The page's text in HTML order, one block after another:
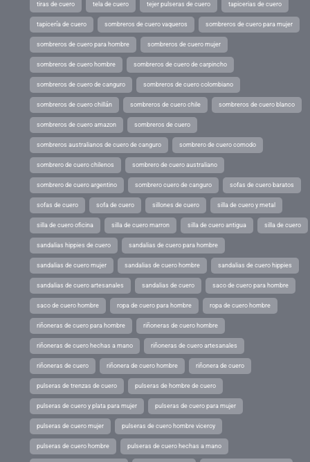
tiras de cuero tela de cuero tejer pulseras de cuero tapicerias de cuero
tapicería de cuero sombreros de cuero vaqueros sombreros de cuero para mujer
sombreros de cuero para hombre sombreros de cuero mujer
sombreros de cuero hombre sombreros de cuero de carpincho
sombreros de cuero de canguro sombreros de cuero colombiano
sombreros de cuero chillán sombreros de cuero chile sombreros de cuero blanco
sombreros de cuero amazon sombreros de cuero
sombreros australianos de cuero de canguro sombrero de cuero comodo
sombrero de cuero chilenos sombrero de cuero australiano
sombrero de cuero argentino sombrero cuero de canguro sofas de cuero baratos
sofas de cuero sofa de cuero sillones de cuero silla de cuero y metal
silla de cuero oficina silla de cuero marron silla de cuero antigua silla de cuero
sandalias hippies de cuero sandalias de cuero para hombre
sandalias de cuero mujer sandalias de cuero hombre sandalias de cuero hippies
sandalias de cuero artesanales sandalias de cuero saco de cuero para hombre
saco de cuero hombre ropa de cuero para hombre ropa de cuero hombre
riñoneras de cuero para hombre riñoneras de cuero hombre
riñoneras de cuero hechas a mano riñoneras de cuero artesanales
riñoneras de cuero riñonera de cuero hombre riñonera de cuero
pulseras de trenzas de cuero pulseras de hombre de cuero
pulseras de cuero y plata para mujer pulseras de cuero para mujer
pulseras de cuero mujer pulseras de cuero hombre viceroy
pulseras de cuero hombre pulseras de cuero hechas a mano